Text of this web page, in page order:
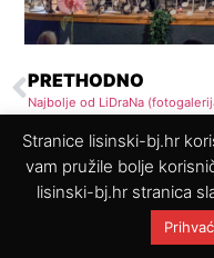
PRETHODNO
Najbolje od LiDraNa
© 2025. Glazbena škola
Stranice lisinski-bj.hr
vam pružile bolje
lisinski-bj.hr stranica